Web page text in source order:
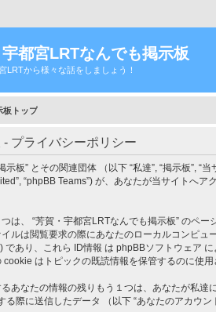
都宮LRTなんでも掲示板
LRTから様々な話をしましょう！
板トップ
プライバシーポリシー
板” とその関連団体 （以下 “私達”, “掲示板”,
“phpBB Teams”) が、あなたが当サイトへ
は、 “芳賀・宇都宮LRTなんでも掲示板” のペ
ルは閲覧要求の際にあなたのローカルコンピ
であり、これら ID情報 は phpBBソフトウェア
はトピックの既読情報を保管するのに使
あなたの情報の残りもう１つは、あなたが私達
際に送信したデータ （以下 “あなたのアカウ